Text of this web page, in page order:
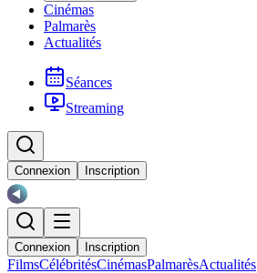
Cinémas
Palmarès
Actualités
Séances
Streaming
Connexion Inscription
Connexion Inscription
FilmsCélébritésCinémasPalmarèsActualités